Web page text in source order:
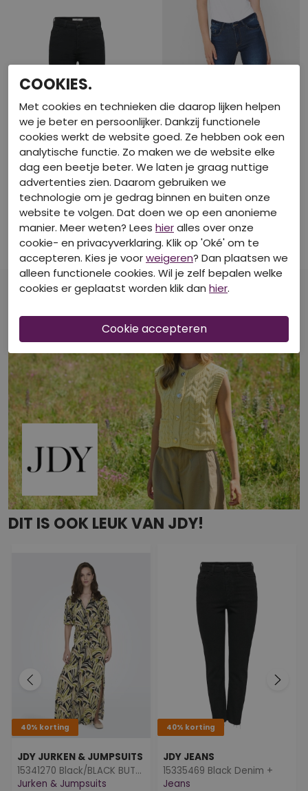
40% korting
JDY
15208239 Black Denim +
€ 16,19 € 26,99
40% korting
JDY
15208242 Medium Blue Denim
Jeans
€ 16,19
€ 26,99
DIT IS OOK LEUK VAN JDY!
40% korting
JDY JURKEN & JUMPSUITS
15341270 Black/BLACK BUTTON
Jurken & Jumpsuits
40% korting
JDY JEANS
15335469 Black Denim +
Jeans
COOKIES.
Met cookies en technieken die daarop lijken helpen
we je beter en persoonlijker. Dankzij functionele
cookies werkt de website goed. Ze hebben ook een
analytische functie. Zo maken we de website elke
dag een beetje beter. We laten je graag nuttige
advertenties zien. Daarom gebruiken we
technologie om je gedrag binnen en buiten onze
website te volgen. Dat doen we op een anonieme
manier. Meer weten? Lees hieralles over onze
cookie- en privacyverklaring. Klik op 'Oké' om te
accepteren. Kies je voorweigeren? Dan plaatsen we
alleen functionele cookies. Wil je zelf bepalen welke
cookies er geplaatst worden klik dan hier.